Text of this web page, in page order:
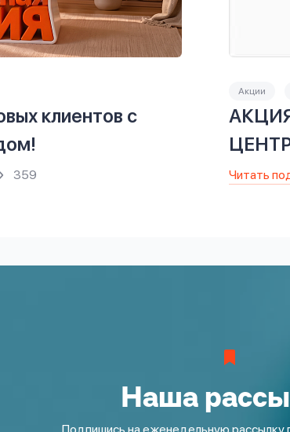
клиентов с
359
Акции
АКЦИЯ
Читать
Наша